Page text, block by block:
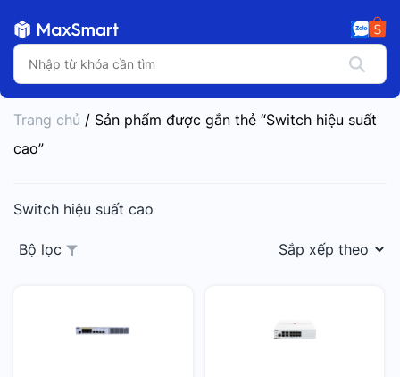
Trang chủ / Sản phẩm được gắn thẻ “Switch hiệu suất
cao”
Switch hiệu suất cao
Bộ lọc